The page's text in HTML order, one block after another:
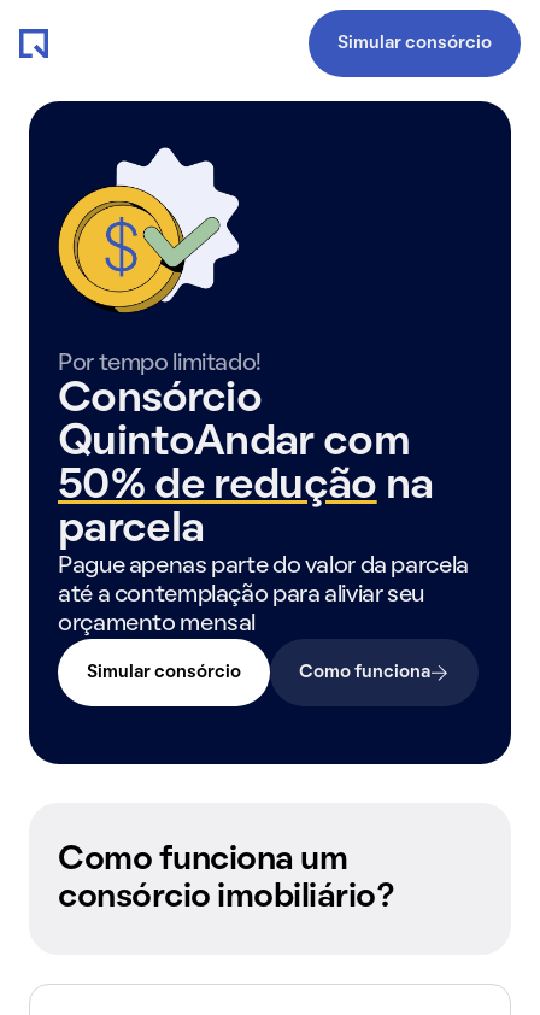
Simular consórcio
Por tempo limitado!
Consórcio
QuintoAndar com
50% de redução na
parcela
Pague apenas parte do valor da parcela
até a contemplação para aliviar seu
orçamento mensal
Simular consórcio Como funciona
Como funciona um
consórcio imobiliário?